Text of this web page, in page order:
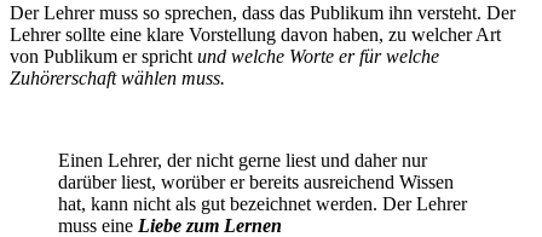
Der Lehrer muss so sprechen, dass das Publikum ihn versteht. Der
Lehrer sollte eine klare Vorstellung davon haben, zu welcher Art
von Publikum er spricht und welche Worte er für welche
Zuhörerschaft wählen muss.
Einen Lehrer, der nicht gerne liest und daher nur
darüber liest, worüber er bereits ausreichend Wissen
hat, kann nicht als gut bezeichnet werden. Der Lehrer
muss eine Liebe zum Lernen